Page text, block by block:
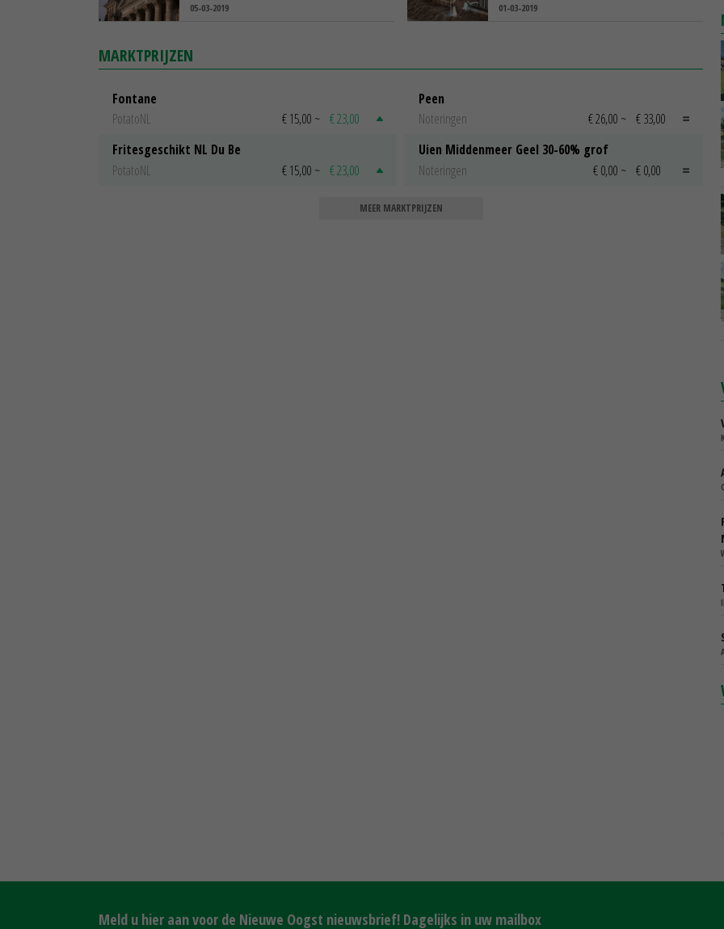
05-03-2019 01-03-2019
MARKTPRIJZEN
Fontane
PotatoNL
€ 15,00 ~ € 23,00
Fritesgeschikt NL Du Be
PotatoNL
€ 15,00 ~ € 23,00
Peen
Noteringen
€ 26,00 ~ € 33,00
Uien Middenmeer Geel 30-60% grof
Noteringen
€ 0,00 ~ € 0,00
MEER MARKTPRIJZEN
Meld u hier aan voor de Nieuwe Oogst nieuwsbrief! Dagelijks in uw mailbox